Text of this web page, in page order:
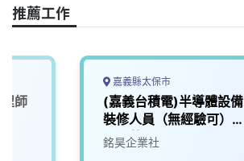
o
k
n
k
推薦工作
師
嘉義縣太保市
(嘉義台積電)半導體設備
裝修人員（無經驗可）
（月薪）
銘昊企業社